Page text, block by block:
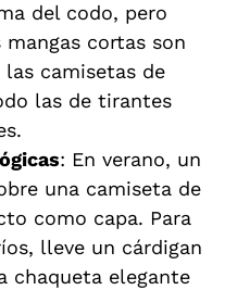
del codo, pero
cortas son
las camisetas de
las de tirantes
: En verano, un
una camiseta de
como capa. Para
lleve un cárdigan
chaqueta elegante